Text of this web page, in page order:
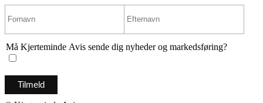
Må Kjerteminde Avis sende dig nyheder og markedsføring?